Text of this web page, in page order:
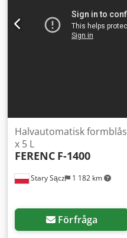
Stary Sącz 1 182 km
Halvautomatisk
x 5 L
FERENC F-1400
Förfråga